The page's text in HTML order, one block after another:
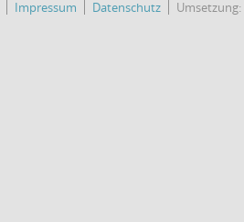
Impressum Datenschutz Umsetzung: